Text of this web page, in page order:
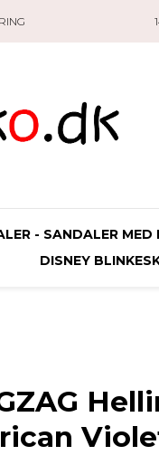
- SANDALER MED
DISNEY